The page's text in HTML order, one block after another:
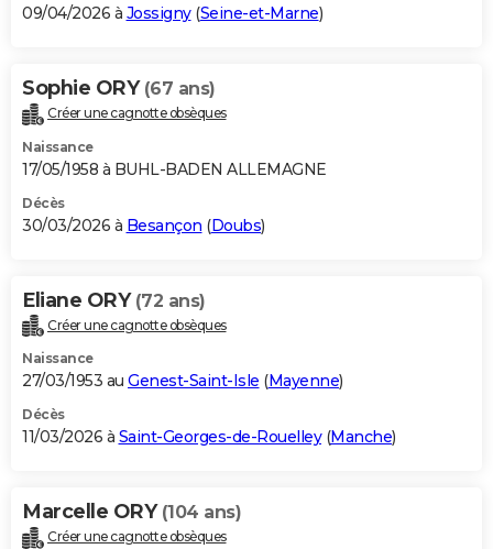
09/04/2026 à Jossigny(Seine-et-Marne)
Sophie ORY (67 ans)
Créer une cagnotte obsèques
Naissance
17/05/1958 à BUHL-BADEN ALLEMAGNE
Décès
30/03/2026 à Besançon (Doubs)
Eliane ORY (72 ans)
Créer une cagnotte obsèques
Naissance
27/03/1953 au Genest-Saint-Isle (Mayenne)
Décès
11/03/2026 à Saint-Georges-de-Rouelley(Manche)
Marcelle ORY (104 ans)
Créer une cagnotte obsèques